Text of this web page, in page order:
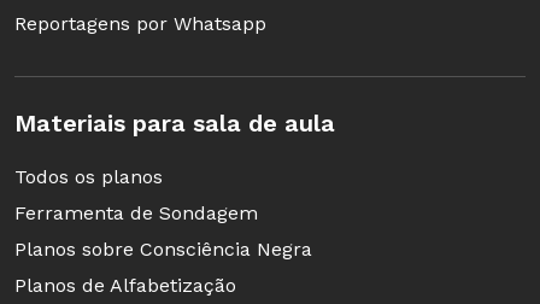
Reportagens por Whatsapp
Materiais para sala de aula
Todos os planos
Ferramenta de Sondagem
Planos sobre Consciência Negra
Planos de Alfabetização